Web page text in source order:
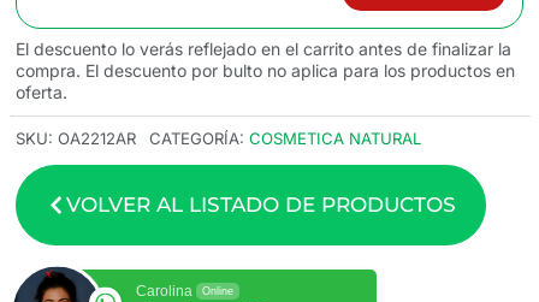
El descuento lo verás reflejado en el carrito antes de finalizar la
compra. El descuento por bulto no aplica para los productos en
oferta.
SKU: OA2212AR CATEGORÍA: COSMETICA NATURAL
VOLVER AL LISTADO DE PRODUCTOS
Carolina Online